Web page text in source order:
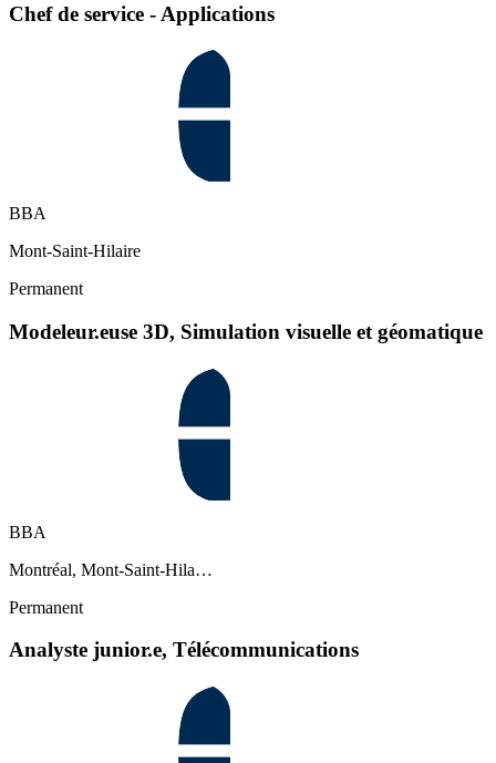
Chef de service - Applications
BBA
Mont-Saint-Hilaire
Permanent
Modeleur.euse 3D, Simulation visuelle et géomatique
BBA
Montréal, Mont-Saint-Hila…
Permanent
Analyste junior.e, Télécommunications